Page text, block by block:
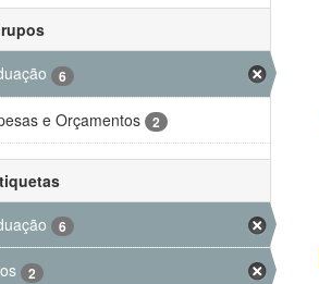
6
e Orçamentos 2
6
2